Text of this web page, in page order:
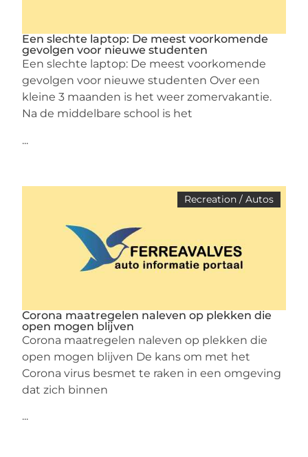
Een slechte laptop: De meest voorkomende
gevolgen voor nieuwe studenten
Een slechte laptop: De meest voorkomende
gevolgen voor nieuwe studenten Over een
kleine 3 maanden is het weer zomervakantie.
Na de middelbare school is het
...
Recreation / Autos
Corona maatregelen naleven op plekken die
open mogen blijven
Corona maatregelen naleven op plekken die
open mogen blijven De kans om met het
Corona virus besmet te raken in een omgeving
dat zich binnen
...